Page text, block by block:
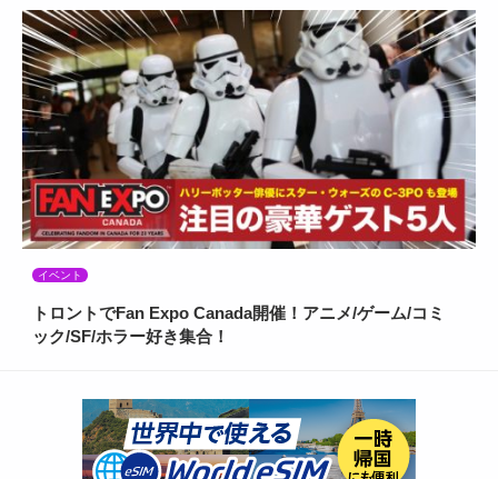
イベント
トロントでFan Expo Canada開催！アニメ/ゲーム/コミ
ック/SF/ホラー好き集合！